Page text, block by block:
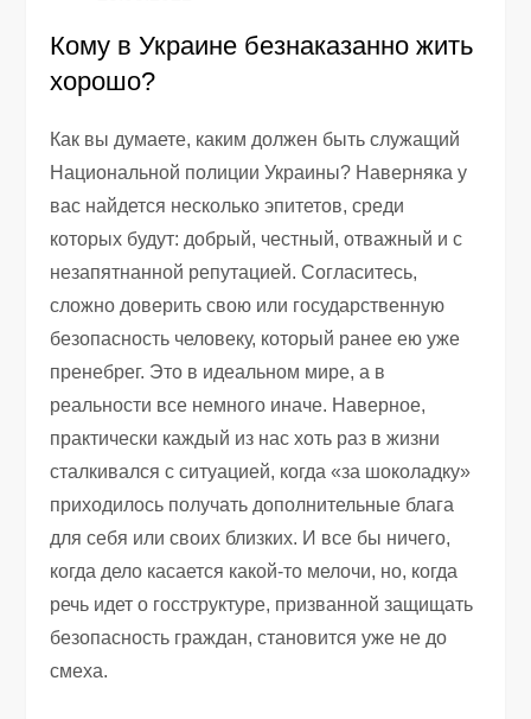
Кому в Украине безнаказанно жить
хорошо?
Как вы думаете, каким должен быть служащий
Национальной полиции Украины? Наверняка у
вас найдется несколько эпитетов, среди
которых будут: добрый, честный, отважный и с
незапятнанной репутацией. Согласитесь,
сложно доверить свою или государственную
безопасность человеку, который ранее ею уже
пренебрег. Это в идеальном мире, а в
реальности все немного иначе. Наверное,
практически каждый из нас хоть раз в жизни
сталкивался с ситуацией, когда «за шоколадку»
приходилось получать дополнительные блага
для себя или своих близких. И все бы ничего,
когда дело касается какой-то мелочи, но, когда
речь идет о госструктуре, призванной защищать
безопасность граждан, становится уже не до
смеха.